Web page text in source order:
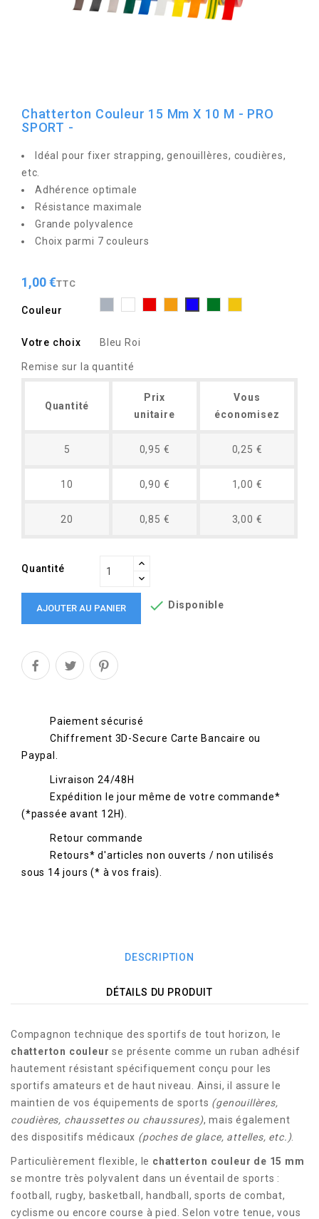
Chatterton Couleur 15 Mm X 10 M - PRO
SPORT -
Idéal pour fixer strapping, genouillères, coudières,
etc.
Adhérence optimale
Résistance maximale
Grande polyvalence
Choix parmi 7 couleurs
1,00 €TTC
Couleur
Votre choix Bleu Roi
Remise sur la quantité
Quantité
Prix
unitaire
Vous
économisez
5 0,95 € 0,25 €
10 0,90 € 1,00 €
20 0,85 € 3,00 €
Quantité
AJOUTER AU PANIER  Disponible
Paiement sécurisé
Chiffrement 3D-Secure Carte Bancaire ou
Paypal.
Livraison 24/48H
Expédition le jour même de votre commande*
(*passée avant 12H).
Retour commande
Retours* d'articles non ouverts / non utilisés
sous 14 jours (* à vos frais).
DESCRIPTION
DÉTAILS DU PRODUIT
Compagnon technique des sportifs de tout horizon, le
chatterton couleur se présente comme un ruban adhésif
hautement résistant spécifiquement conçu pour les
sportifs amateurs et de haut niveau. Ainsi, il assure le
maintien de vos équipements de sports (genouillères,
coudières, chaussettes ou chaussures), mais également
des dispositifs médicaux (poches de glace, attelles, etc.).
Particulièrement flexible, le chatterton couleur de 15 mm
se montre très polyvalent dans un éventail de sports :
football, rugby, basketball, handball, sports de combat,
cyclisme ou encore course à pied. Selon votre tenue, vous